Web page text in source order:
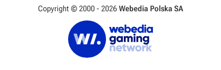
Copyright © 2000 - 2026 Webedia Polska SA